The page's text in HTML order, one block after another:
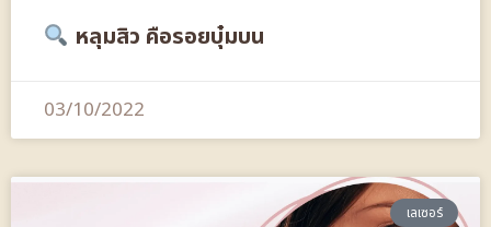
หลุมสิว คือรอยบุ๋มบน
03/10/2022
เลเซอร์